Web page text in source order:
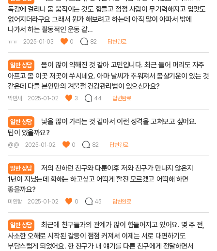
독감에 걸리니 몸 움직이는 것도 힘들고 점점 사람이 무기력해지고 입맛도
없어지더라구요 그래서 뭔가 해보려고 하는데 아직 많이 아파서 밖에
나가서 하는 활동적인 운동 같...
ㅠㅠ 2025-01-03 0 82 답변완료
일반 상담
몸이 많이 약해진 것 같아 고민입니다. 최근 들어 머리도 자주
아프고 몸 이곳 저곳이 쑤시네요. 아마 날씨가 추워져서 몸살기운이 있는 것
같은데 다들 본인만의 겨울철 건강관리법이 있으신가요?
박민새 2025-01-02 3 44 답변완료
일반 상담
낯을 많이 가리는 것 같아서 이런 성격을 고쳐보고 싶어요.
팁이 있을까요?
@@ 2025-01-02 0 82 답변완료
일반 상담
저의 친하던 친구와 다툰이후 저와 친구가 만나지 않은지
1년이 지났는데 화해는 하고싶고 어떡게 할진 모르겠고 어떡해 하면
좋을까요?
미안함 2025-01-02 0 45 답변완료
일반 상담
최근에 친구들과의 관계가 많이 힘들어지고 있어요. 몇 주 전,
사소한 오해로 시작된 갈등이 점점 커져서 이제는 서로 대면하기도
부담스럽게 되었어요. 한 친구가 내 얘기를 다른 친구에게 전달하면서